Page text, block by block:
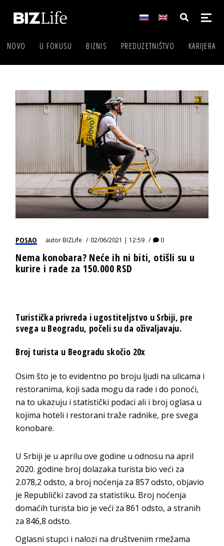
NOVO U FOKUSU BIZNIS PREDUZETNIŠTVO KARIJERA
POSAO autorBIZLife 02/06/2021 | 12:59 0
Nema konobara? Neće ih ni biti, otišli su u
kurire i rade za 150.000 RSD
Turistička privreda i ugostiteljstvo u Srbiji, pre
svega u Beogradu, počeli su da oživaljavaju.
Broj turista u Beogradu skočio 20x
Osim što je to evidentno po broju ljudi na ulicama i
restoranima, koji sada mogu da rade i do ponoći,
na to ukazuju i statistički podaci ali i broj oglasa u
kojima hoteli i restorani traže radnike, pre svega
konobare.
U Srbiji je u aprilu ove godine u odnosu na april
2020. godine broj dolazaka turista bio veći za
2.078,2 odsto, a broj noćenja za 857 odsto, objavio
je Republički zavod za statistiku. Broj noćenja
domaćih turista bio je veći za 861 odsto, a stranih
za 846,8 odsto.
Oglasni stupci i nalozi na društvenim rmežama